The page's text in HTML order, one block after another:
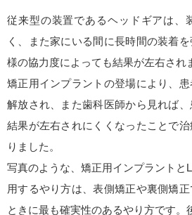
従来型の装置であるヘッドギアは、
く、また家にいる間に長時間の装着
様の協力度によっても結果が左右され
矯正用インプラントの登場により、
解放され、また歯科医師から見れば
結果が左右されにくくなったことで
りました。
写真のような、矯正用インプラントと
用するやり方は、表側矯正や裏側矯
ときに最も確実性のあるやり方です